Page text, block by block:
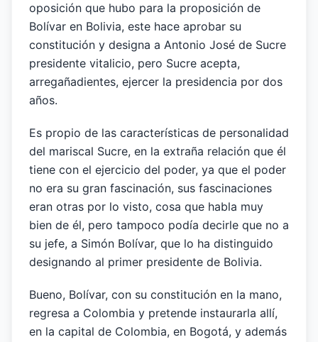
oposición que hubo para la proposición de
Bolívar en Bolivia, este hace aprobar su
constitución y designa a Antonio José de Sucre
presidente vitalicio, pero Sucre acepta,
arregañadientes, ejercer la presidencia por dos
años.
Es propio de las características de personalidad
del mariscal Sucre, en la extraña relación que él
tiene con el ejercicio del poder, ya que el poder
no era su gran fascinación, sus fascinaciones
eran otras por lo visto, cosa que habla muy
bien de él, pero tampoco podía decirle que no a
su jefe, a Simón Bolívar, que lo ha distinguido
designando al primer presidente de Bolivia.
Bueno, Bolívar, con su constitución en la mano,
regresa a Colombia y pretende instaurarla allí,
en la capital de Colombia, en Bogotá, y además